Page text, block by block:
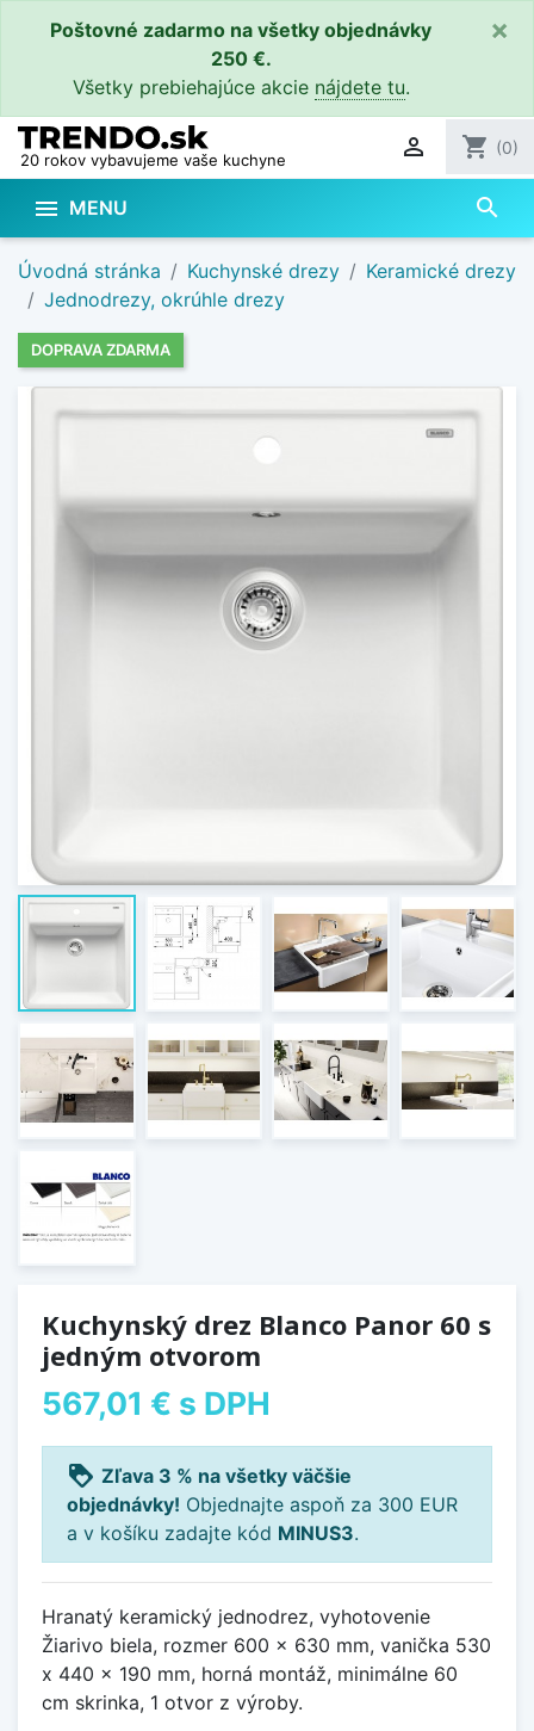
Poštovné zadarmo na všetky objednávky
250 €.
Všetky prebiehajúce akcie nájdete tu.
×
20 rokov vybavujeme vaše kuchyne  shopping_cart (0)
 MENU search
Úvodná stránka Kuchynské drezy
Keramické drezy
Jednodrezy, okrúhle drezy
DOPRAVA ZDARMA
Kuchynský drez Blanco Panor 60 s
jedným otvorom
567,01 € s DPH
loyalty Zľava 3 % na všetky väčšie
objednávky! Objednajte aspoň za 300 EUR
a v košíku zadajte kód MINUS3.
Hranatý keramický jednodrez, vyhotovenie
Žiarivo biela, rozmer 600 x 630 mm, vanička 530
x 440 x 190 mm, horná montáž, minimálne 60
cm skrinka, 1 otvor z výroby.